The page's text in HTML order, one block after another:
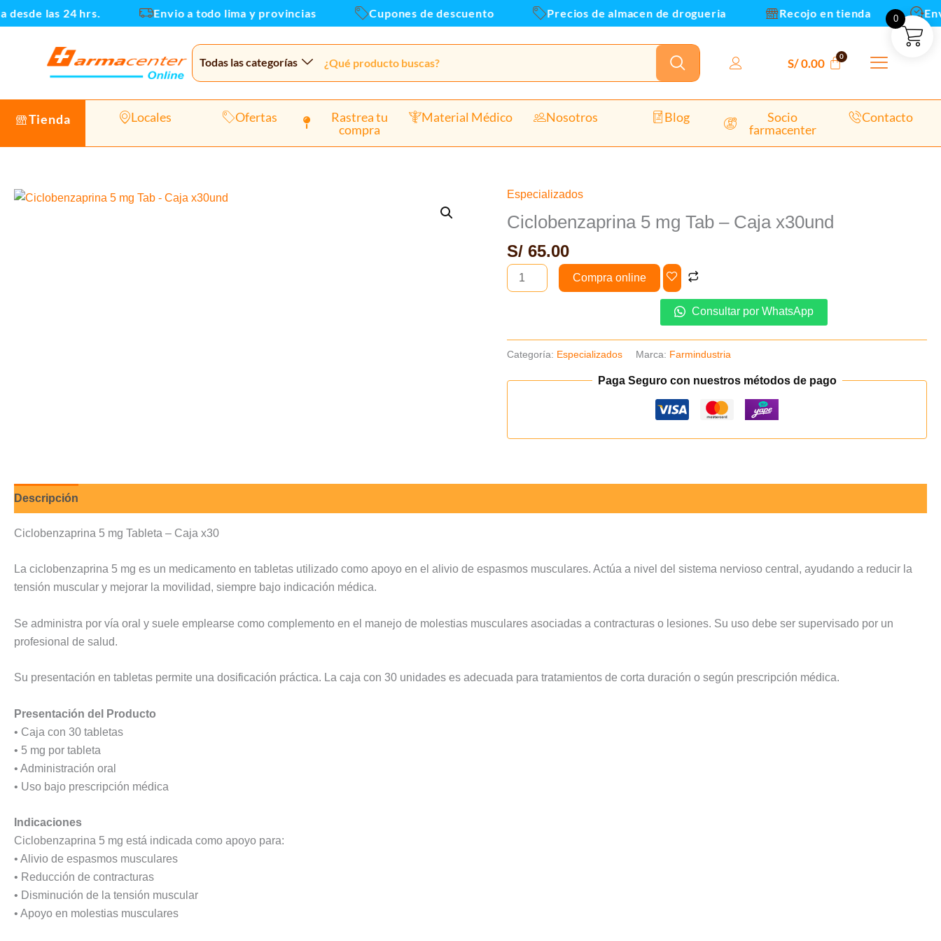
al
las 24 hrs. Envio a todo lima y provincias Cupones de descuento Precios de almacen de drogueria Recojo en tienda
Todas las categorías S/0.00
Tienda Locales Ofertas
Rastrea tu
compra
Material Médico Nosotros Blog
Socio
farmacenter
Contacto
Especializados
Ciclobenzaprina 5 mg Tab – Caja x30und
S/ 65.00
Ciclobenzaprina
5
Tab
-
Caja
Compra online
Consultar por WhatsApp
Categoría: Especializados Marca: Farmindustria
Paga Seguro con nuestros métodos de pago
Descripción
Ciclobenzaprina 5 mg Tableta – Caja x30
La ciclobenzaprina 5 mg es un medicamento en tabletas utilizado como apoyo en el alivio de espasmos musculares. Actúa a nivel del sistema nervioso central, ayudando a reducir la
tensión muscular y mejorar la movilidad, siempre bajo indicación médica.
Se administra por vía oral y suele emplearse como complemento en el manejo de molestias musculares asociadas a contracturas o lesiones. Su uso debe ser supervisado por un
profesional de salud.
Su presentación en tabletas permite una dosificación práctica. La caja con 30 unidades es adecuada para tratamientos de corta duración o según prescripción médica.
Presentación del Producto
• Caja con 30 tabletas
• 5 mg por tableta
• Administración oral
• Uso bajo prescripción médica
Indicaciones
Ciclobenzaprina 5 mg está indicada como apoyo para:
• Alivio de espasmos musculares
• Reducción de contracturas
• Disminución de la tensión muscular
• Apoyo en molestias musculares
0